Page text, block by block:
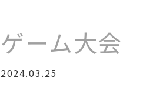
ゲーム大会
2024.03.25